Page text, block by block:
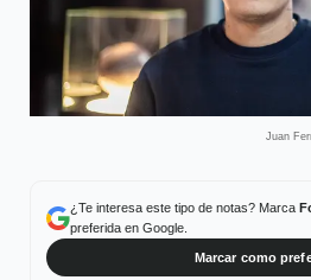
Juan
¿Te interesa este tipo de notas? Marca
preferida en Google.
Marcar como